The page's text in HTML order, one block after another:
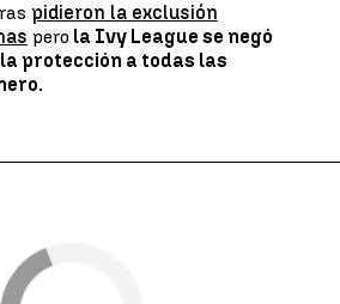
pidieron la exclusión
pero la Ivy League se negó
protección a todas las